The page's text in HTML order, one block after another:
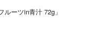
ルーツin青汁 72g」